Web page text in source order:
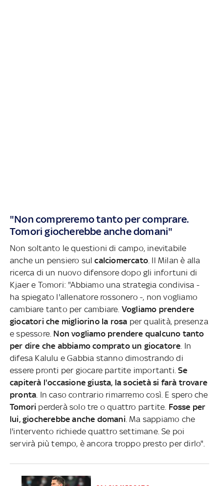
"Non compreremo tanto per comprare.
Tomori giocherebbe anche domani"
Non soltanto le questioni di campo, inevitabile
anche un pensiero sulcalciomercato . Il Milan è alla
ricerca di un nuovo difensore dopo gli infortuni di
Kjaer e Tomori: "Abbiamo una strategia condivisa -
ha spiegato l'allenatore rossonero -, non vogliamo
cambiare tanto per cambiare. Vogliamo prendere
giocatori che migliorino la rosa per qualità, presenza
e spessore. Non vogliamo prendere qualcuno tanto
per dire che abbiamo comprato un giocatore . In
difesa Kalulu e Gabbia stanno dimostrando di
essere pronti per giocare partite importanti.Se
capiterà l'occasione giusta, la società si farà trovare
pronta . In caso contrario rimarremo così. E spero che
Tomori perderà solo tre o quattro partite. Fosse per
lui, giocherebbe anche domani . Ma sappiamo che
l'intervento richiede quattro settimane. Se poi
servirà più tempo, è ancora troppo presto per dirlo".